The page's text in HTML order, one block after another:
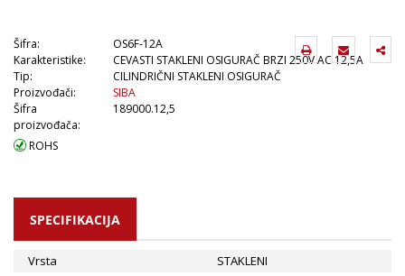
Šifra:
OS6F-12A
Karakteristike:
CEVASTI STAKLENI OSIGURAČ BRZI 250V AC 12,5A
Tip:
CILINDRIČNI STAKLENI OSIGURAČ
Proizvođači:
SIBA
Šifra
proizvođača:
189000.12,5
ROHS
SPECIFIKACIJA
Vrsta
STAKLENI